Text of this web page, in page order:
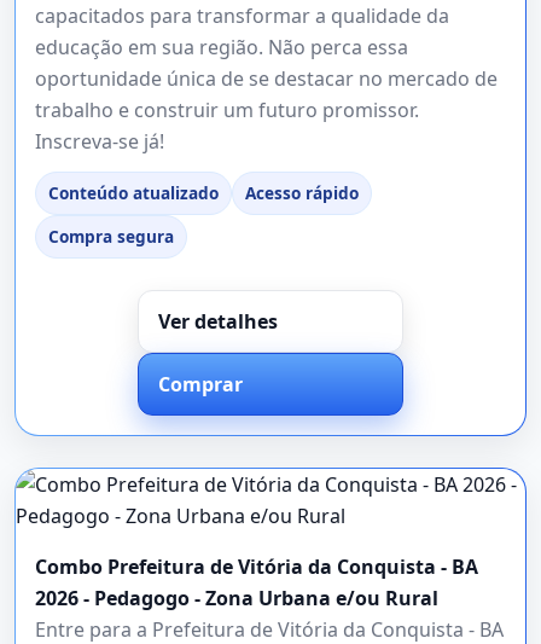
capacitados para transformar a qualidade da
educação em sua região. Não perca essa
oportunidade única de se destacar no mercado de
trabalho e construir um futuro promissor.
Inscreva-se já!
Conteúdo atualizado
Acesso rápido
Compra segura
Ver detalhes
Comprar
Combo Prefeitura de Vitória da Conquista - BA
2026 - Pedagogo - Zona Urbana e/ou Rural
Entre para a Prefeitura de Vitória da Conquista - BA